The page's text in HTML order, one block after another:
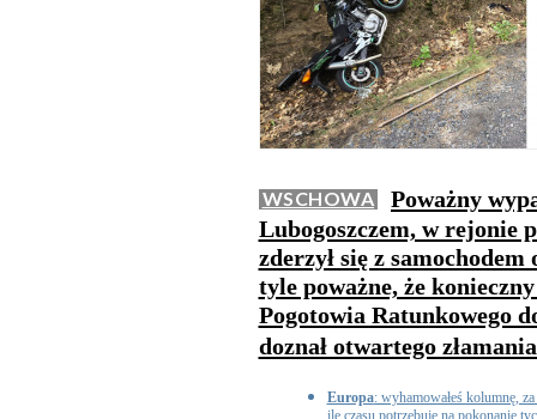
WSCHOWA
Poważny
Lubogoszczem, w rejonie
zderzył się z
tyle poważne, że
Pogotowia Ratunkowego
doznał otwartego
Europa: wyhamowałeś kolumnę,